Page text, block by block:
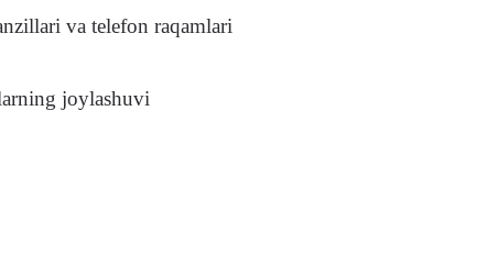
va telefon raqamlari
joylashuvi